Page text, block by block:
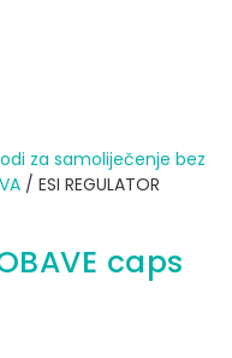
za samoliječenje bez
/ ESI REGULATOR
caps